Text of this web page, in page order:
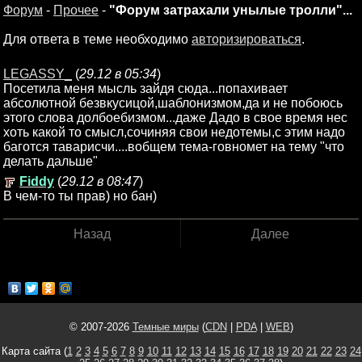
Форум - Прочее - "Форум затрахали унылые тролли"...
Для ответа в теме необходимо авторизироваться.
LEGASSY_ (29.12 в 05:34)
Посетила меня мысль зайдя сюда...попахивает
абсолютной безвкусицой,шаблонизмом,да и не побоюсь
этого слова долбоебизмом...даже Дадо в свое время нес
хоть какой то смысл,сочиняя свои недотемы,с этим надо
баготся таварисчи....вобщем тема-говномет на тему "что
делать дальше"
Fiddy (29.12 в 08:47)
В чем-то ты прав) но бан)
Назад Далее
© 2007-2026 Темные миры(CDN PDA| WEB)
Карта сайта (1 2 3 4 5 6 7 8 9 10 11 12 13 14 15 16 17 18 19 20 21 22 23 24